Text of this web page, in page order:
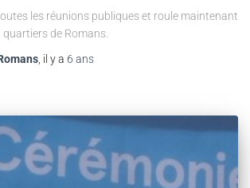
les réunions publiques et roule maintenant
de Romans.
, il y a 6 ans